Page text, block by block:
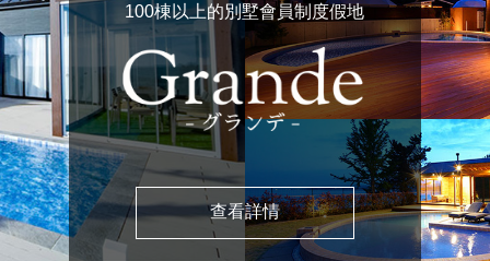
100棟以上的別墅會員制度假地
查看詳情